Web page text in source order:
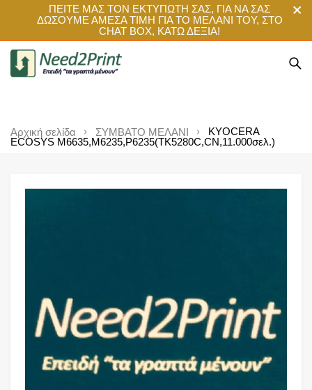
ΠΕΙΤΕ ΜΑΣ ΤΟΝ ΕΚΤΥΠΩΤΗ ΣΑΣ, ΓΙΑ ΝΑ ΣΑΣ
ΔΩΣΟΥΜΕ ΑΜΕΣΑ ΤΙΜΗ ΓΙΑ ΤΟ ΜΕΛΑΝΙ ΤΟΥ, ΣΤΟ
CHAT BOX, ΚΑΤΩ ΔΕΞΙΑ!
Αρχική σελίδα ΣΥΜΒΑΤΟ ΜΕΛΑΝΙ
KYOCERA
ECOSYS M6635,M6235,P6235(TK5280C,CN,11.000σελ.)